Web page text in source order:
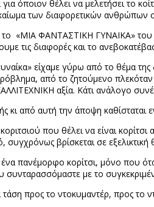
για όποιον θέλει να μελετήσει το
των διαφορετικών ανθρώπων
«ΜΙΑ ΦΑΝΤΑΣΤΙΚΗ ΓΥΝΑΙΚΑ»
τις διαφορές και το
είχαμε γύρω από το θέμα της
από το ζητούμενο
αξία. Κάτι ανάλογο
κι από αυτή την άποψη καθίσταται
που θέλει να είναι
βρίσκεται σε εξελικτική
πανέμορφο κορίτσι, μόνο που
συνταρασσόμαστε με το
προς το ντοκυμαντέρ, προς το